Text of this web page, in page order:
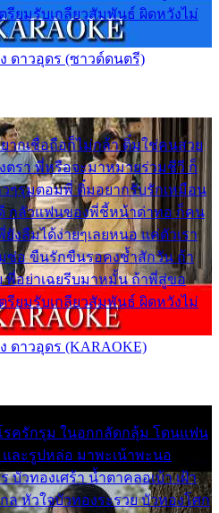
รียมรับเกลียวสัมพันธ์ ผิดหวังไม่
ดาวอุดร (ซาวด์ดนตรี)
ากเชื่อถือก็ไม่กล้า ติ๋มใช่คนสวย
ตรา พี่หรือจะมาหมายร่วมชีวี ก็
ๆรุมตอมพี่ ติ๋มอยากรับรักเหมือน
กลัวแฟนของพี่ชี้หน้าด่าทอ ก็คน
งลืมได้ง่ายๆเลยหนอ แค่ตัวเรา
ซ่อ ขืนรักขืนรอคงช้ำสักวัน ถ้า
พี่อย่าเฉยรีบมาหมั้น ถ้าพี่สู่ขอ
รียมรับเกลียวสัมพันธ์ ผิดหวังไม่
ดาวอุดร (KARAOKE)
รครักรุม ในอกกลัดกลุ้ม โดนแฟน
ละรูปหล่อ มาพะเน้าพะนอ
บัวทองเศร้า น้ำตาคลอเบ้า เฝ้า
หัวใจบัวทองระรวย บัวทองโศก